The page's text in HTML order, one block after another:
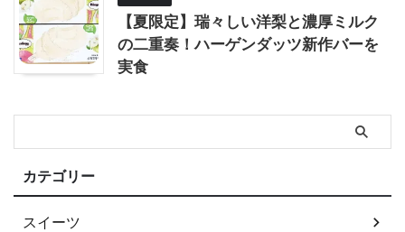
【夏限定】瑞々しい洋梨と濃厚ミルク
の二重奏！ハーゲンダッツ新作バーを
実食
カテゴリー
スイーツ